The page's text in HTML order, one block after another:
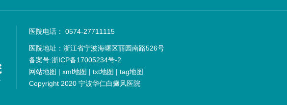
医院电话： 0574-27711115
医院地址：浙江省宁波海曙区丽园南路526号
备案号:浙ICP备17005234号-2
网站地图 | xml地图 | txt地图 | tag地图
Copyright 2020 宁波华仁白癜风医院